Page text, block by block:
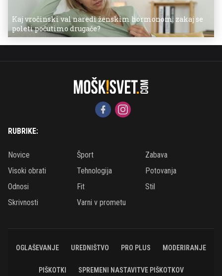
Kaj vročinski val naredi ženskim hormonom: zakaj se
poleti počutimo drugače?
RUBRIKE:
Novice Šport
Zabava
Visoki obrati
Tehnologija
Potovanja
Odnosi
Fit
Stil
Skrivnosti
Varni v prometu
OGLAŠEVANJE UREDNIŠTVO PRO PLUS MODERIRANJE
PIŠKOTKI SPREMENI NASTAVITVE PIŠKOTKOV